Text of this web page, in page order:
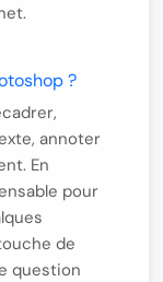
?
annoter
En
pour
de
question